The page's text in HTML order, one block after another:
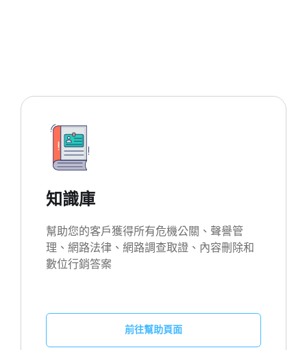
知識庫
幫助您的客戶獲得所有危機公關、聲譽管
理、網路法律、網路調查取證、內容刪除和
數位行銷答案
前往幫助頁面